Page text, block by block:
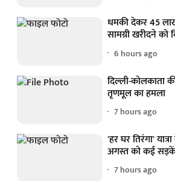
धमकी देकर 45
सामग्री खरीदने
6 hours ago
दिल्ली-कोलकाता
तृणमूल का हमला
7 hours ago
'हर घर तिरंगा'
अगस्त को कई
7 hours ago